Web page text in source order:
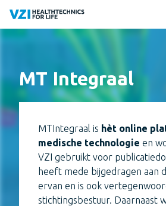
MT Integraal
MTIntegraal is hèt online
medische technologie en
VZI gebruikt voor
heeft mede bijgedragen aan
ervan en is ook
stichtingsbestuur. Daarnaast